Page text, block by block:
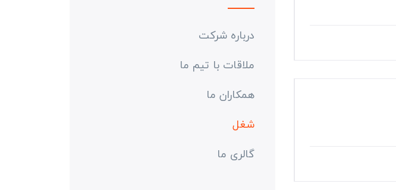
درباره شرکت
ملاقات با تیم ما
همکاران ما
شغل
گالری ما